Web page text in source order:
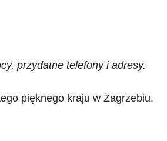
przydatne telefony i adresy.
pięknego kraju w Zagrzebiu.